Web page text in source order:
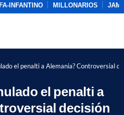
INFANTINO MILLONARIOS
el penalti a Alemania? Controversial
el penalti a
decisión